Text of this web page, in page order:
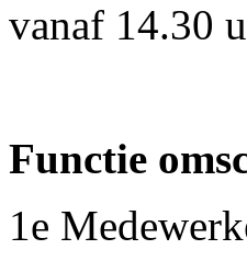
vanaf 14.30
Functie
1e